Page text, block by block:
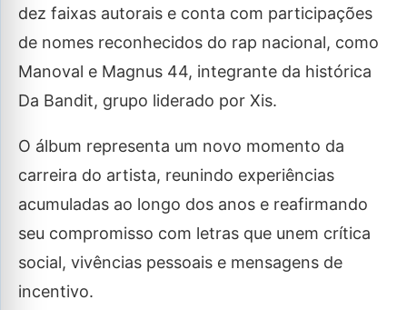
dez faixas autorais e conta com participações
de nomes reconhecidos do rap nacional, como
Manoval e Magnus 44, integrante da histórica
Da Bandit, grupo liderado por Xis.
O álbum representa um novo momento da
carreira do artista, reunindo experiências
acumuladas ao longo dos anos e reafirmando
seu compromisso com letras que unem crítica
social, vivências pessoais e mensagens de
incentivo.